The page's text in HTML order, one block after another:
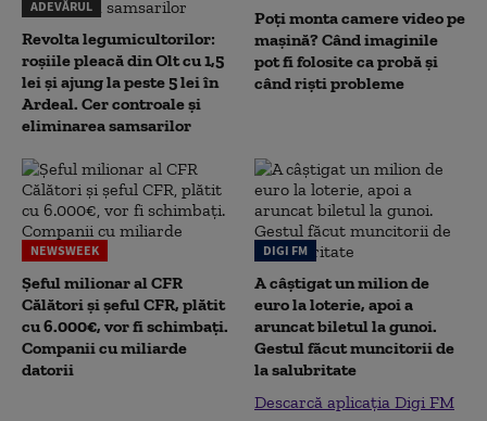
ADEVĂRUL
Revolta legumicultorilor:
roșiile pleacă din Olt cu 1,5
lei și ajung la peste 5 lei în
Ardeal. Cer controale și
eliminarea samsarilor
Poți monta camere video pe
mașină? Când imaginile
pot fi folosite ca probă și
când riști probleme
NEWSWEEK
Șeful milionar al CFR
Călători și șeful CFR, plătit
cu 6.000€, vor fi schimbați.
Companii cu miliarde
datorii
DIGI FM
A câștigat un milion de
euro la loterie, apoi a
aruncat biletul la gunoi.
Gestul făcut muncitorii de
la salubritate
Descarcă aplicația Digi FM